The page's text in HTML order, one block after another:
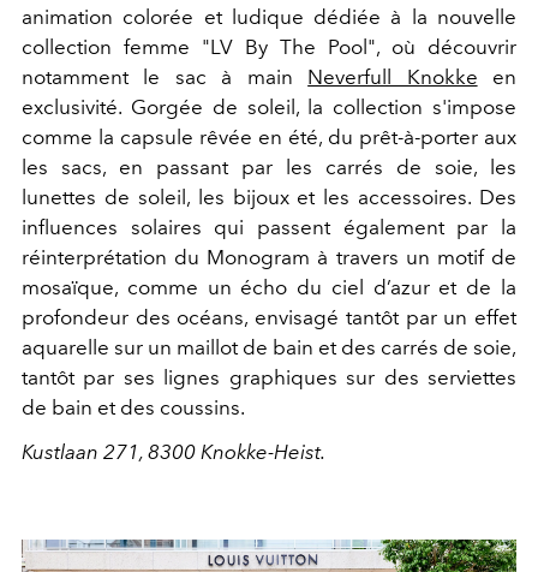
animation colorée et ludique dédiée à la nouvelle
collection femme "LV By The Pool", où découvrir
notamment le sac à main Neverfull Knokke en
exclusivité. Gorgée de soleil, la collection s'impose
comme la capsule rêvée en été, du prêt-à-porter aux
les sacs, en passant par les carrés de soie, les
lunettes de soleil, les bijoux et les accessoires. Des
influences solaires qui passent également par la
réinterprétation du Monogram à travers un motif de
mosaïque, comme un écho du ciel d’azur et de la
profondeur des océans, envisagé tantôt par un effet
aquarelle sur un maillot de bain et des carrés de soie,
tantôt par ses lignes graphiques sur des serviettes
de bain et des coussins.
Kustlaan 271, 8300 Knokke-Heist.